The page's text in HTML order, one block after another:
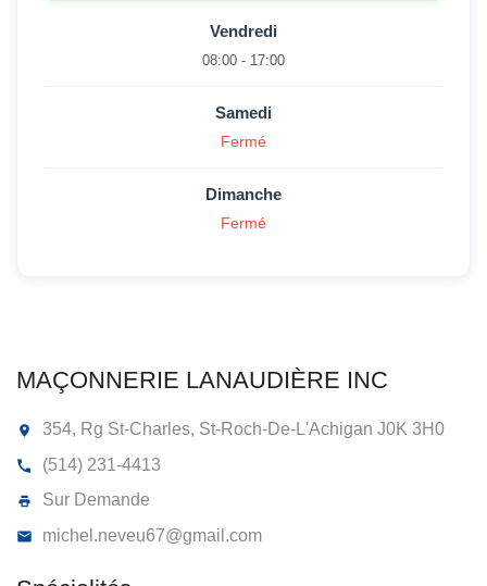
MAÇONNERIE LANAUDIÈRE INC
Vendredi
08:00 - 17:00
Samedi
Fermé
Dimanche
Fermé